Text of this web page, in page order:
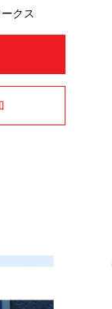
クス